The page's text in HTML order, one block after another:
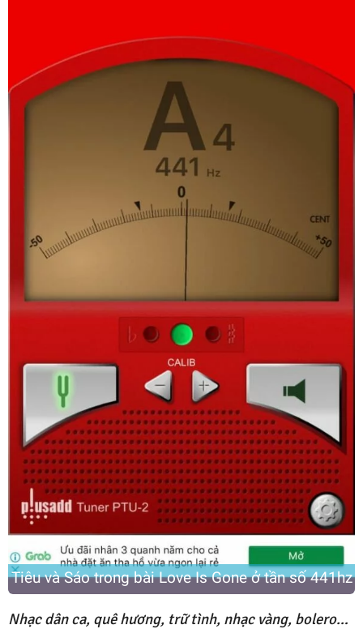
Tiêu và Sáo trong bài Love Is Gone ở tần số 441hz
Nhạc dân ca, quê hương, trữ tình, nhạc vàng, bolero…